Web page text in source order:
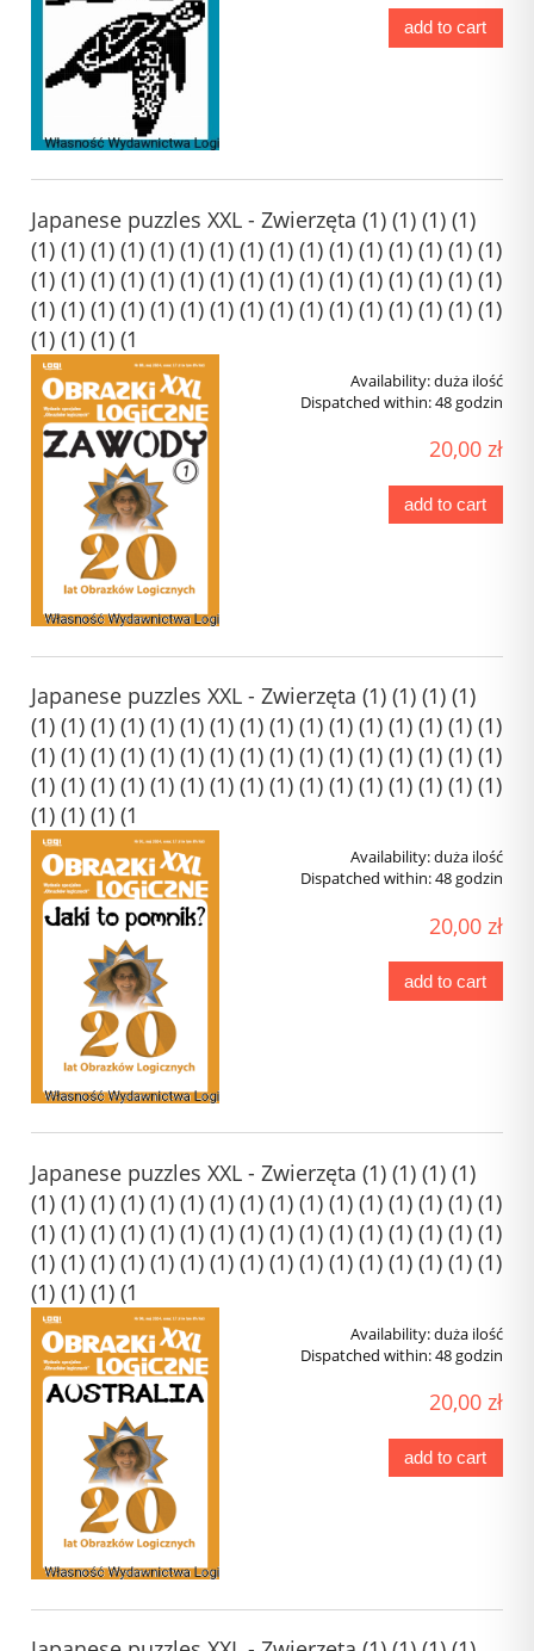
add to cart
Japanese puzzles XXL - Zwierzęta (1) (1) (1) (1)
(1) (1) (1) (1) (1) (1) (1) (1) (1) (1) (1) (1) (1) (1) (1) (1)
(1) (1) (1) (1) (1) (1) (1) (1) (1) (1) (1) (1) (1) (1) (1) (1)
(1) (1) (1) (1) (1) (1) (1) (1) (1) (1) (1) (1) (1) (1) (1) (1)
(1) (1) (1) (1
Availability:duża ilość
Dispatched within:48 godzin
20,00 zł
add to cart
Japanese puzzles XXL - Zwierzęta (1) (1) (1) (1)
(1) (1) (1) (1) (1) (1) (1) (1) (1) (1) (1) (1) (1) (1) (1) (1)
(1) (1) (1) (1) (1) (1) (1) (1) (1) (1) (1) (1) (1) (1) (1) (1)
(1) (1) (1) (1) (1) (1) (1) (1) (1) (1) (1) (1) (1) (1) (1) (1)
(1) (1) (1) (1
Availability:duża ilość
Dispatched within:48 godzin
20,00 zł
add to cart
Japanese puzzles XXL - Zwierzęta (1) (1) (1) (1)
(1) (1) (1) (1) (1) (1) (1) (1) (1) (1) (1) (1) (1) (1) (1) (1)
(1) (1) (1) (1) (1) (1) (1) (1) (1) (1) (1) (1) (1) (1) (1) (1)
(1) (1) (1) (1) (1) (1) (1) (1) (1) (1) (1) (1) (1) (1) (1) (1)
(1) (1) (1) (1
Availability:duża ilość
Dispatched within:48 godzin
20,00 zł
add to cart